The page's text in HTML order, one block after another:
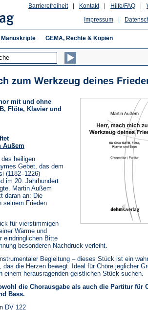
Hilfe/FAQ
Kontakt
Barrierefreiheit
Impressum
Manuskripte GEMA, Rechte & Kopien
zum Werkzeug deines
mit und ohne
Flöte, Klavier und
Außem
heiligen
Gebet, das dem
(1182–1226)
im 20. Jahrhundert
Martin Außem
daran an: Die
seinem Frieden
für vierstimmigen
Wärme und
eindringlichen Bitte
besonderen Nachdruck verleiht.
Begleitung – dieses Stück ist ein
das die Herzen bewegt. Ideal für Chöre jeglicher
einem herausragenden geistlichen Stück suchen.
die Chorausgabe als auch die Partitur für
Bass.
DV 122